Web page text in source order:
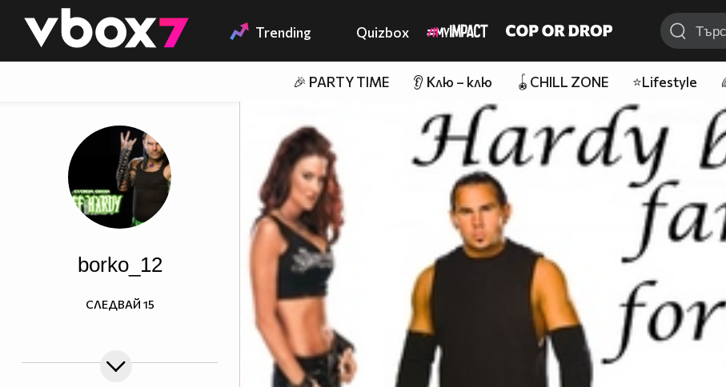
👾 Trending Quizbox
🎉 PARTY TIME 👂 Клю – клю 🪀CHILL ZONE ⭐Lifestyle
borko_12
СЛЕДВАЙ 15